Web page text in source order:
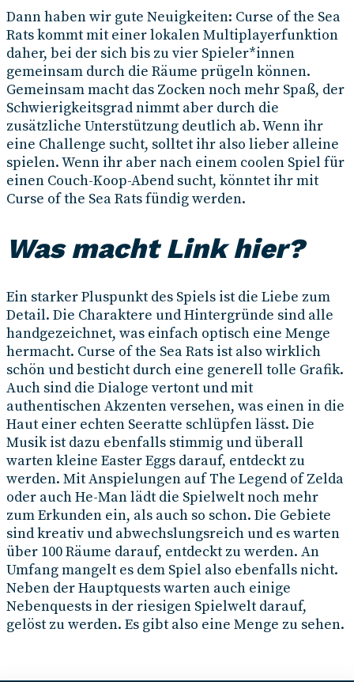
Dann haben wir gute Neuigkeiten: Curse of the Sea
Rats kommt mit einer lokalen Multiplayerfunktion
daher, bei der sich bis zu vier Spieler*innen
gemeinsam durch die Räume prügeln können.
Gemeinsam macht das Zocken noch mehr Spaß, der
Schwierigkeitsgrad nimmt aber durch die
zusätzliche Unterstützung deutlich ab. Wenn ihr
eine Challenge sucht, solltet ihr also lieber alleine
spielen. Wenn ihr aber nach einem coolen Spiel für
einen Couch-Koop-Abend sucht, könntet ihr mit
Curse of the Sea Rats fündig werden.
Was macht Link hier?
Ein starker Pluspunkt des Spiels ist die Liebe zum
Detail. Die Charaktere und Hintergründe sind alle
handgezeichnet, was einfach optisch eine Menge
hermacht. Curse of the Sea Rats ist also wirklich
schön und besticht durch eine generell tolle Grafik.
Auch sind die Dialoge vertont und mit
authentischen Akzenten versehen, was einen in die
Haut einer echten Seeratte schlüpfen lässt. Die
Musik ist dazu ebenfalls stimmig und überall
warten kleine Easter Eggs darauf, entdeckt zu
werden. Mit Anspielungen auf The Legend of Zelda
oder auch He-Man lädt die Spielwelt noch mehr
zum Erkunden ein, als auch so schon. Die Gebiete
sind kreativ und abwechslungsreich und es warten
über 100 Räume darauf, entdeckt zu werden. An
Umfang mangelt es dem Spiel also ebenfalls nicht.
Neben der Hauptquests warten auch einige
Nebenquests in der riesigen Spielwelt darauf,
gelöst zu werden. Es gibt also eine Menge zu sehen.